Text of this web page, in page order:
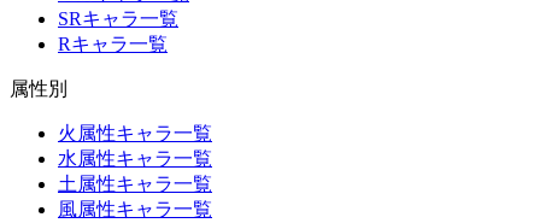
SRキャラ一覧
Rキャラ一覧
属性別
火属性キャラ一覧
水属性キャラ一覧
土属性キャラ一覧
風属性キャラ一覧